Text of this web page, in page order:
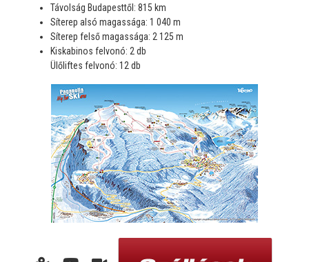
Távolság Budapesttől: 815 km
Síterep alsó magassága: 1 040 m
Síterep felső magassága: 2 125 m
Kiskabinos felvonó: 2 db
Ülőliftes felvonó: 12 db